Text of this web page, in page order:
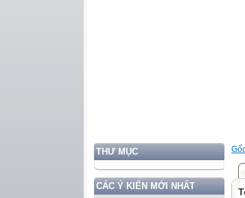
THƯ MỤC
CÁC Ý KIẾN MỚI NHẤT